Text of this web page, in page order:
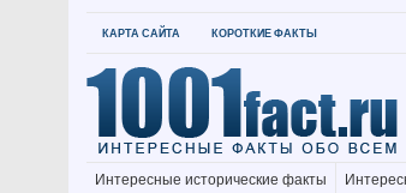
КАРТА САЙТА КОРОТКИЕ ФАКТЫ
Интересные исторические факты